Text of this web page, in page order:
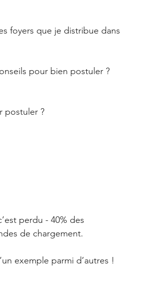
foyers que je distribue dans
pour bien postuler ?
postuler ?
perdu - 40% des
de chargement.
exemple parmi d’autres !